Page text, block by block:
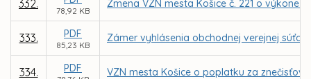
332.
78,92 KB
Zmena VZN mesta Košice č. 221 o výkone
333. PDF
85,23 KB
Zámer vyhlásenia obchodnej verejnej
334. PDF VZN mesta Košice o poplatku za